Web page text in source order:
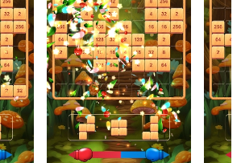
戏体验：
你挑战不同难度的拼图任务。